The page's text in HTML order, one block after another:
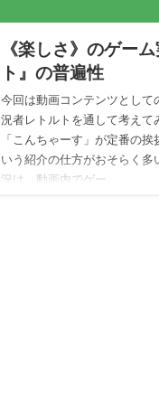
《楽しさ》のゲー
ト』の普遍性
今回は動画コンテンツとして
況者レトルトを通して考えて
「こんちゃーす」が定番の
いう紹介の仕方がおそらく
況は、動画内でゲー…